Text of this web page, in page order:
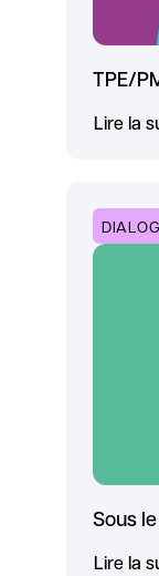
TPE/
Lire la
Sous
Lire la